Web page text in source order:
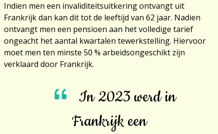
Indien men een invaliditeitsuitkering ontvangt uit
Frankrijk dan kan dit tot de leeftijd van 62 jaar. Nadien
ontvangt men een pensioen aan het volledige tarief
ongeacht het aantal kwartalen tewerkstelling. Hiervoor
moet men ten minste 50 % arbeidsongeschikt zijn
verklaard door Frankrijk.
In 2023 werd in
Frankrijk een